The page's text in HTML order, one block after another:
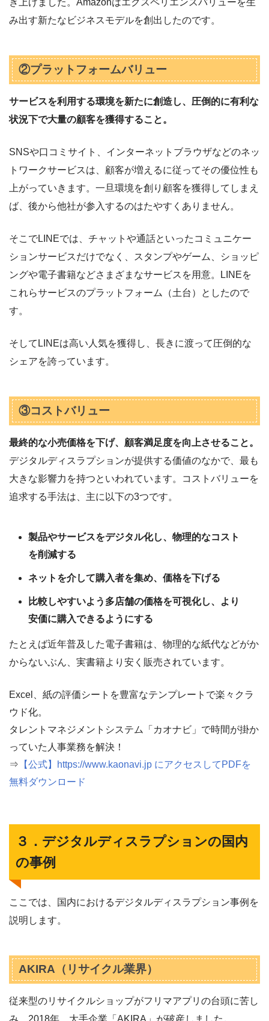
き上げました。Amazonはエクスペリエンスバリューを生
み出す新たなビジネスモデルを創出したのです。
②プラットフォームバリュー
サービスを利用する環境を新たに創造し、圧倒的に有利な
状況下で大量の顧客を獲得すること。
SNSや口コミサイト、インターネットブラウザなどのネッ
トワークサービスは、顧客が増えるに従ってその優位性も
上がっていきます。一旦環境を創り顧客を獲得してしまえ
ば、後から他社が参入するのはたやすくありません。
そこでLINEでは、チャットや通話といったコミュニケー
ションサービスだけでなく、スタンプやゲーム、ショッピ
ングや電子書籍などさまざまなサービスを用意。LINEを
これらサービスのプラットフォーム（土台）としたので
す。
そしてLINEは高い人気を獲得し、長きに渡って圧倒的な
シェアを誇っています。
③コストバリュー
最終的な小売価格を下げ、顧客満足度を向上させること。
デジタルディスラプションが提供する価値のなかで、最も
大きな影響力を持つといわれています。コストバリューを
追求する手法は、主に以下の3つです。
製品やサービスをデジタル化し、物理的なコスト
を削減する
ネットを介して購入者を集め、価格を下げる
比較しやすいよう多店舗の価格を可視化し、より
安価に購入できるようにする
たとえば近年普及した電子書籍は、物理的な紙代などがか
からないぶん、実書籍より安く販売されています。
Excel、紙の評価シートを豊富なテンプレートで楽々クラ
ウド化。
タレントマネジメントシステム「カオナビ」で時間が掛か
っていた人事業務を解決！
⇒ 【公式】https://www.kaonavi.jp にアクセスしてPDFを
無料ダウンロード
３．デジタルディスラプションの国内
の事例
ここでは、国内におけるデジタルディスラプション事例を
説明します。
AKIRA（リサイクル業界）
従来型のリサイクルショップがフリマアプリの台頭に苦し